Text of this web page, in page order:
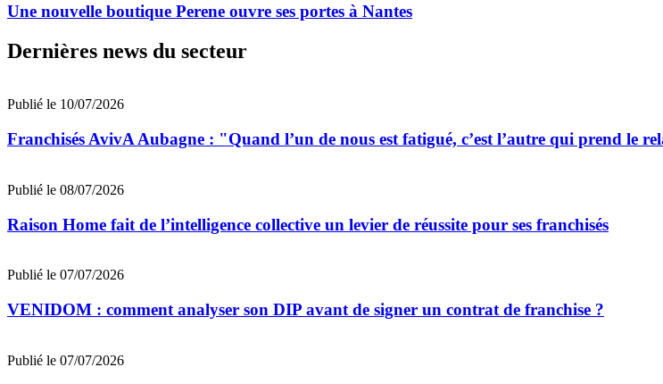
Une nouvelle boutique Perene ouvre ses portes à Nantes
Dernières news du secteur
Publié le 10/07/2026
Franchisés AvivA Aubagne : "Quand l’un de nous est fatigué, c’est l’autre qui prend le
Publié le 08/07/2026
Raison Home fait de l’intelligence collective un levier de réussite pour ses franchisés
Publié le 07/07/2026
VENIDOM : comment analyser son DIP avant de signer un contrat de franchise ?
Publié le 07/07/2026